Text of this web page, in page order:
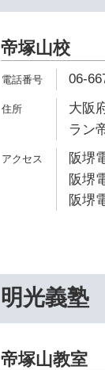
帝塚山校
06-
大阪
ラン
阪堺
阪堺
阪堺
明光義塾
帝塚山教室